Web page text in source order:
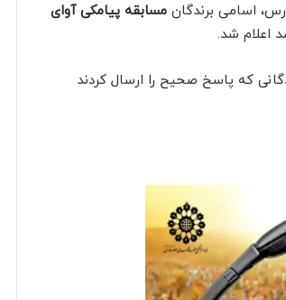
اسامی برندگان مسابقه پیامکی آوای
اعلام شد.
کردند، که به ۱۲ نفر از شرکت کنندگانی که پاسخ صحیح را ارسال کردند